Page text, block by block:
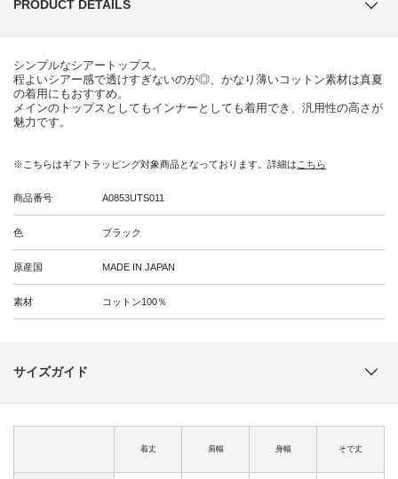
PRODUCT DETAILS
シンプルなシアートップス。
程よいシアー感で透けすぎないのが◎、かなり薄いコットン素材は真夏
の着用にもおすすめ。
メインのトップスとしてもインナーとしても着用でき、汎用性の高さが
魅力です。
※こちらはギフトラッピング対象商品となっております。詳細は こちら
商品番号 A0853UTS011
色 ブラック
原産国 MADE IN JAPAN
素材 コットン100％
サイズガイド
着丈 肩幅 身幅 そで丈